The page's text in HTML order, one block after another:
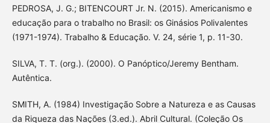
PEDROSA, J. G.; BITENCOURT Jr. N. (2015). Americanismo e
educação para o trabalho no Brasil: os Ginásios Polivalentes
(1971-1974). Trabalho & Educação. V. 24, série 1, p. 11-30.
SILVA, T. T. (org.). (2000). O Panóptico/Jeremy Bentham.
Autêntica.
SMITH, A. (1984) Investigação Sobre a Natureza e as Causas
da Riqueza das Nações (3.ed.). Abril Cultural. (Coleção Os